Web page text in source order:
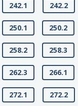
242.1 242.2
250.1 250.2
258.2 258.3
262.3 266.1
272.1 272.2